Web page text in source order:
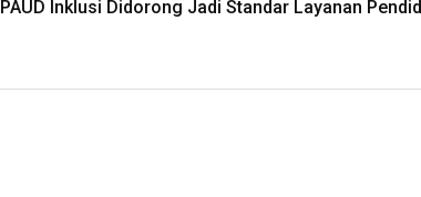
PAUD Inklusi Didorong Jadi Standar Layanan